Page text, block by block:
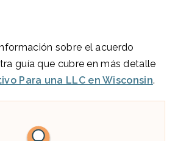
sobre el acuerdo
guía que cubre en más detalle
Para una LLC en Wisconsin.